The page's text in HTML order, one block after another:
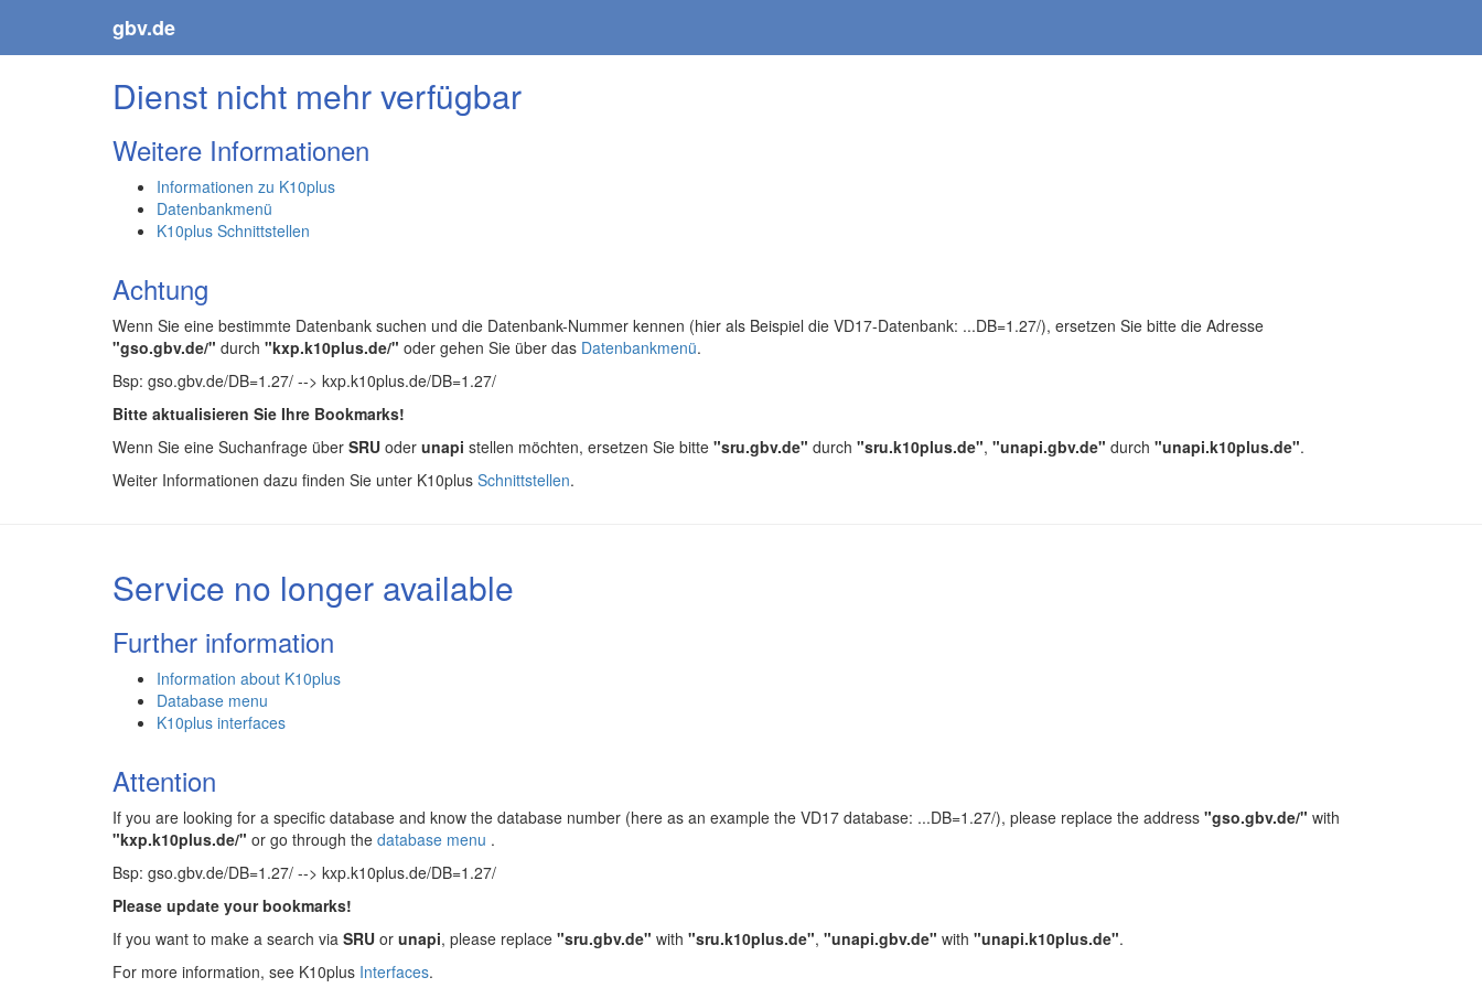
gbv.de
Dienst nicht mehr verfügbar
Weitere Informationen
Informationen zu K10plus
Datenbankmenü
K10plus Schnittstellen
Achtung
Wenn Sie eine bestimmte Datenbank suchen und die Datenbank-Nummer kennen (hier als Beispiel die VD17-Datenbank: ...DB=1.27/), ersetzen Sie bitte die Adresse
"gso.gbv.de/" durch "kxp.k10plus.de/" oder gehen Sie über das Datenbankmenü.
Bsp: gso.gbv.de/DB=1.27/ --> kxp.k10plus.de/DB=1.27/
Bitte aktualisieren Sie Ihre Bookmarks!
Wenn Sie eine Suchanfrage über SRU oder unapi stellen möchten, ersetzen Sie bitte "sru.gbv.de" durch "sru.k10plus.de", "unapi.gbv.de" durch "unapi.k10plus.de".
Weiter Informationen dazu finden Sie unter K10plus Schnittstellen.
Service no longer available
Further information
Information about K10plus
Database menu
K10plus interfaces
Attention
If you are looking for a specific database and know the database number (here as an example the VD17 database: ...DB=1.27/), please replace the address "gso.gbv.de/" with
"kxp.k10plus.de/" or go through the database menu .
Bsp: gso.gbv.de/DB=1.27/ --> kxp.k10plus.de/DB=1.27/
Please update your bookmarks!
If you want to make a search via SRU or unapi, please replace "sru.gbv.de" with "sru.k10plus.de", "unapi.gbv.de" with "unapi.k10plus.de".
For more information, see K10plus Interfaces.